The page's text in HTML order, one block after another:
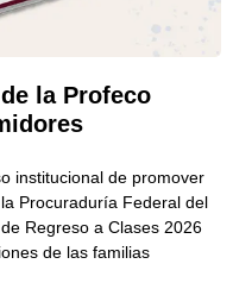
la Profeco
institucional de promover
Procuraduría Federal del
Regreso a Clases 2026
de las familias